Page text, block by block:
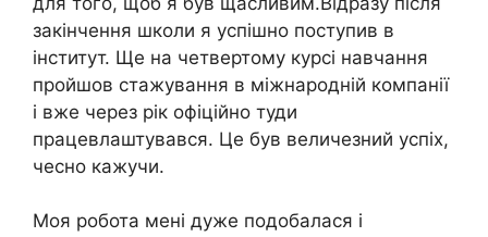
закінчення школи я успішно поступив в
інститут. Ще на четвертому курсі навчання
пройшов стажування в міжнародній компанії
і вже через рік офіційно туди
працевлаштувався. Це був величезний успіх,
чесно кажучи.
Моя робота мені дуже подобалася і